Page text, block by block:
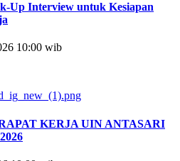
Up Interview untuk Kesiapan
10:00 wib
KERJA UIN ANTASARI